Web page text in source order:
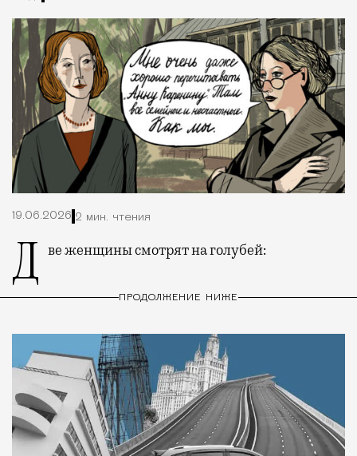
19.06.2026 2 мин. чтения
Две женщины смотрят на голубей:
ПРОДОЛЖЕНИЕ НИЖЕ